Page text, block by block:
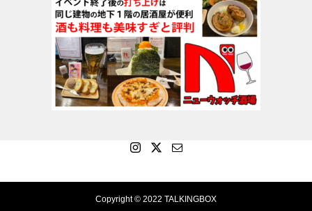
Copyright © 2022 TALKINGBOX